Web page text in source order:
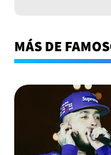
MÁS DE